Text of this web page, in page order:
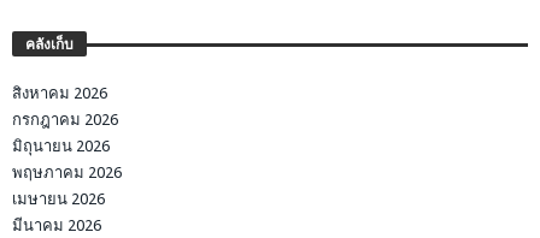
คลังเก็บ
สิงหาคม 2026
กรกฎาคม 2026
มิถุนายน 2026
พฤษภาคม 2026
เมษายน 2026
มีนาคม 2026